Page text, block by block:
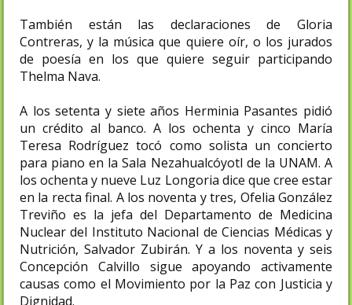
También están las declaraciones de Gloria
Contreras, y la música que quiere oír, o los jurados
de poesía en los que quiere seguir participando
Thelma Nava.
A los setenta y siete años Herminia Pasantes pidió
un crédito al banco. A los ochenta y cinco María
Teresa Rodríguez tocó como solista un concierto
para piano en la Sala Nezahualcóyotl de la UNAM. A
los ochenta y nueve Luz Longoria dice que cree estar
en la recta final. A los noventa y tres, Ofelia González
Treviño es la jefa del Departamento de Medicina
Nuclear del Instituto Nacional de Ciencias Médicas y
Nutrición, Salvador Zubirán. Y a los noventa y seis
Concepción Calvillo sigue apoyando activamente
causas como el Movimiento por la Paz con Justicia y
Dignidad.